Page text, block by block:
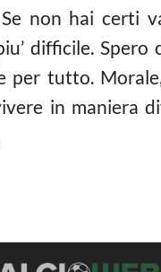
non hai certi
difficile. Spero
per tutto.
in maniera